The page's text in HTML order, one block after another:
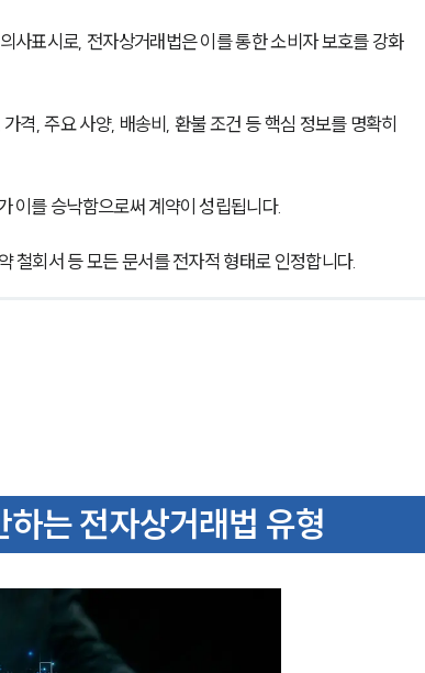
사표시로, 전자상거래법은 이를 통한 소비자 보호를 강화
격, 주요 사양, 배송비, 환불 조건 등 핵심 정보를 명확히
이를 승낙함으로써 계약이 성립됩니다.
철회서 등 모든 문서를 전자적 형태로 인정합니다.
는 전자상거래법 유형